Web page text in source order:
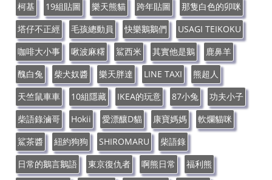
柯基
19組貼圖 樂天熊貓 跨年貼圖
那隻白色的卯咪
塔仔不正經
毛孩總動員 快樂鵝鵝們
USAGI TEIKOKU
咖啡大小事
啾波麻糬 鯊西米 其實他是鵝
鹿鼻羊
醜白兔
柴犬奴醬 樂天胖達 LINE TAXI
熊超人
天竺鼠車車
10組隱藏 IKEA的玩意 87小兔
功夫小子
柴語錄滷哥
Hokii 愛漂釀D貓 康寶媽媽
軟爛貓咪
鯊茶醬
紐約狗狗 SHIROMARU
柴語錄
日常的鵝言鵝語
東京復仇者 啊熊日常
福利熊